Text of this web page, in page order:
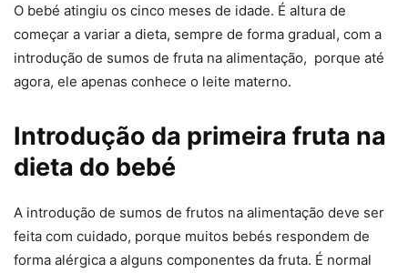
O bebé atingiu os cinco meses de idade. É altura de
começar a variar a dieta, sempre de forma gradual, com a
introdução de sumos de fruta na alimentação, porque até
agora, ele apenas conhece o leite materno.
Introdução da primeira fruta na
dieta do bebé
A introdução de sumos de frutos na alimentação deve ser
feita com cuidado, porque muitos bebés respondem de
forma alérgica a alguns componentes da fruta. É normal